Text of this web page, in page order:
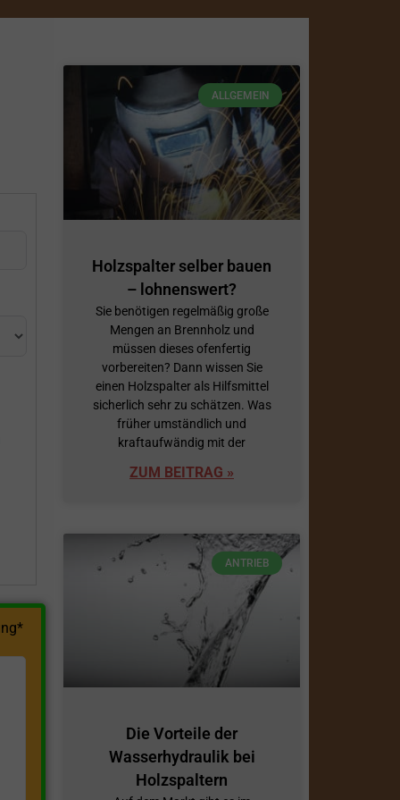
ALLGEMEIN
Holzspalter selber bauen
– lohnenswert?
Sie benötigen regelmäßig große
Mengen an Brennholz und
müssen dieses ofenfertig
vorbereiten? Dann wissen Sie
einen Holzspalter als Hilfsmittel
sicherlich sehr zu schätzen. Was
früher umständlich und
kraftaufwändig mit der
ZUM BEITRAG »
ANTRIEB
Die Vorteile der
Wasserhydraulik bei
Holzspaltern